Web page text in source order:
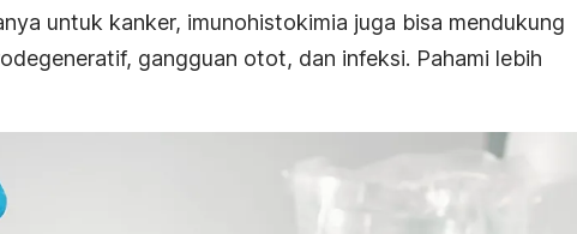
untuk kanker, imunohistokimia juga bisa mendukung
gangguan otot, dan infeksi. Pahami lebih